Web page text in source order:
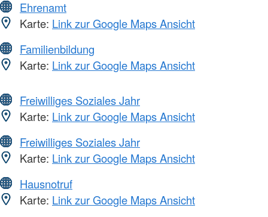
Ehrenamt
Karte: Link zur Google Maps Ansicht
Familienbildung
Karte: Link zur Google Maps Ansicht
Freiwilliges Soziales Jahr
Karte: Link zur Google Maps Ansicht
Freiwilliges Soziales Jahr
Karte: Link zur Google Maps Ansicht
Hausnotruf
Karte: Link zur Google Maps Ansicht